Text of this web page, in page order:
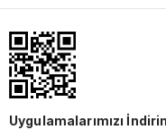
Uygulamalarımızı İndirin